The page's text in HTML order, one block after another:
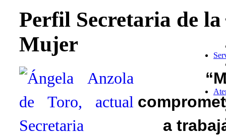
Perfil Secretaria de la
Mujer
a